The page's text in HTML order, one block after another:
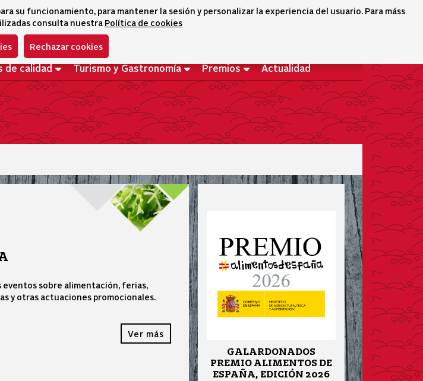
su funcionamiento, para mantener la sesión y personalizar la experiencia del usuario. Para máss
consulta nuestra Política de cookies
Rechazar cookies
de calidad Turismo y Gastronomía Premios Actualidad
eventos sobre alimentación, ferias,
y otras actuaciones promocionales.
Ver más
GALARDONADOS
PREMIO ALIMENTOS DE
ESPAÑA, EDICIÓN 2026